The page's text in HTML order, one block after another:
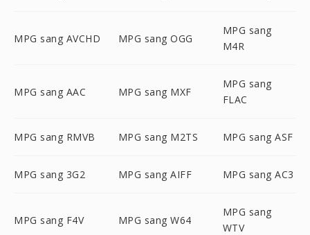
MPG sang AVCHD MPG sang OGG
MPG sang
M4R
MPG sang AAC MPG sang MXF
MPG sang
FLAC
MPG sang RMVB MPG sang M2TS MPG sang ASF
MPG sang 3G2 MPG sang AIFF MPG sang AC3
MPG sang F4V MPG sang W64
MPG sang
WTV